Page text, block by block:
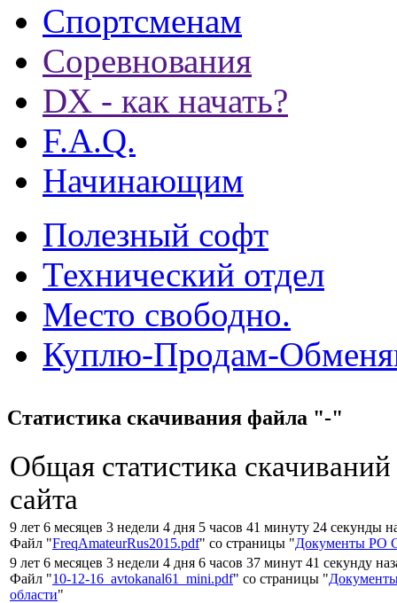
Спортсменам
Соревнования
DX - как начать?
F.A.Q.
Начинающим
Полезный софт
Технический отдел
Место свободно.
Куплю-Продам-
Статистика скачивания файла "-"
Общая статистика
сайта
9 лет 6 месяцев 3 недели 4 дня 5 часов 41 минуту 24 секунды
Файл "FreqAmateurRus2015.pdf" со страницы "Документы РО
9 лет 6 месяцев 3 недели 4 дня 6 часов 37 минут 41 секунду
Файл "10-12-16_avtokanal61_mini.pdf" со страницы "
области"